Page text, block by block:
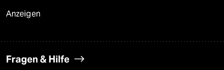
Anzeigen
Fragen & Hilfe